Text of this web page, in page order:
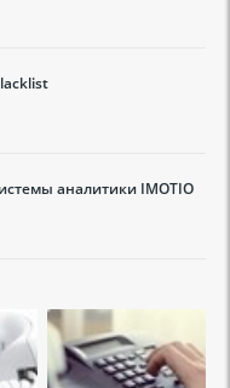
аналитики IMOTIO